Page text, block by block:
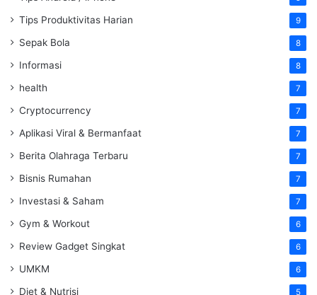
Tips Produktivitas Harian 9
Sepak Bola 8
Informasi 8
health 7
Cryptocurrency 7
Aplikasi Viral & Bermanfaat 7
Berita Olahraga Terbaru 7
Bisnis Rumahan 7
Investasi & Saham 7
Gym & Workout 6
Review Gadget Singkat 6
UMKM 6
Diet & Nutrisi 5